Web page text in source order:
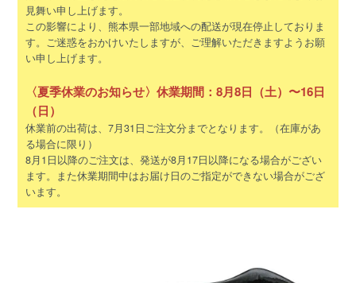
見舞い申し上げます。
この影響により、熊本県一部地域への配送が現在停止しておりま
す。ご迷惑をおかけいたしますが、ご理解いただきますようお願
い申し上げます。
〈夏季休業のお知らせ〉休業期間：8月8日（土）〜16日
（日）
休業前の出荷は、7月31日ご注文分までとなります。（在庫があ
る場合に限り）
8月1日以降のご注文は、発送が8月17日以降になる場合がござい
ます。また休業期間中はお届け日のご指定ができない場合がござ
います。